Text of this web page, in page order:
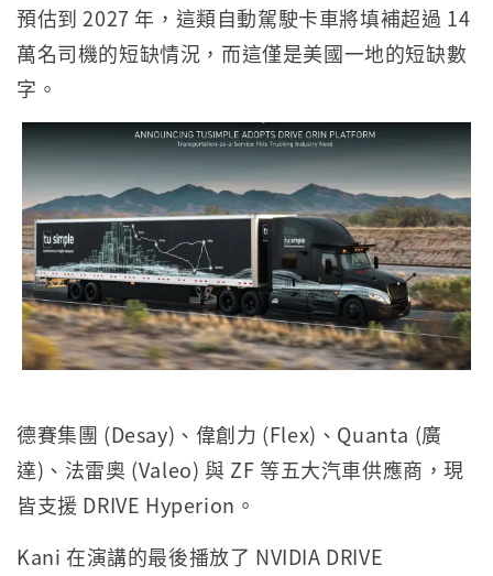
預估到 2027 年，這類自動駕駛卡車將填補超過 14
萬名司機的短缺情況，而這僅是美國一地的短缺數
字。
德賽集團 (Desay)、偉創力 (Flex)、Quanta (廣
達)、法雷奧 (Valeo) 與 ZF 等五大汽車供應商，現
皆支援 DRIVE Hyperion。
Kani 在演講的最後播放了 NVIDIA DRIVE